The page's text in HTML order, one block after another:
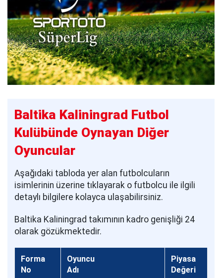
Baltika Kaliningrad Futbol
Kulübünde Oynayan Diğer
Oyuncular
Aşağıdaki tabloda yer alan futbolcuların
isimlerinin üzerine tıklayarak o futbolcu ile ilgili
detaylı bilgilere kolayca ulaşabilirsiniz.
Baltika Kaliningrad takımının kadro genişliği 24
olarak gözükmektedir.
Forma
No
Oyuncu
Adı
Piyasa
Değeri